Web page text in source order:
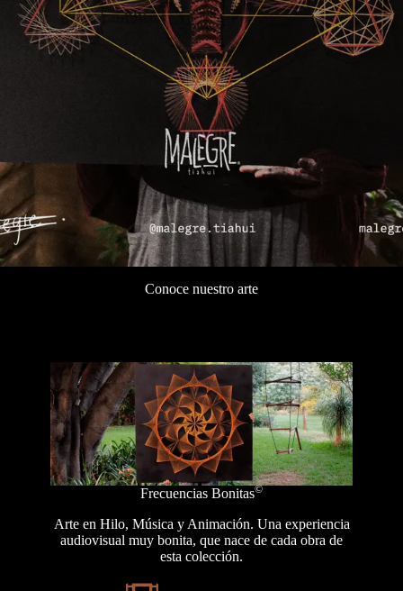
Conoce nuestro arte
Frecuencias Bonitas©
Arte en Hilo, Música y Animación. Una experiencia
audiovisual muy bonita, que nace de cada obra de
esta colección.